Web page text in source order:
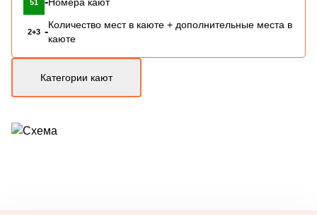
51
2+3 -
Количество мест в каюте + дополнительные места в
каюте
Категории кают